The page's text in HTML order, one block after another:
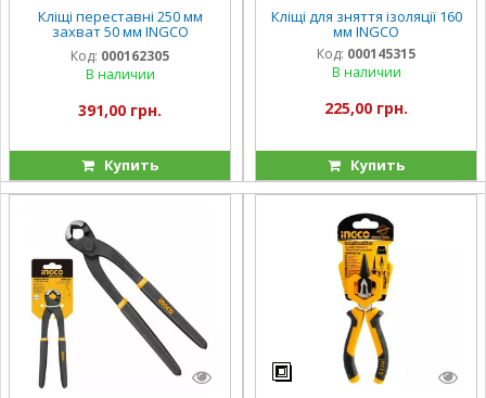
Кліщі переставні 250 мм
захват 50 мм INGCO
INDUSTRIAL
Код: 000162305
В наличии
391,00 грн.
Купить
Кліщі для зняття ізоляції 160
мм INGCO
Код: 000145315
В наличии
225,00 грн.
Купить